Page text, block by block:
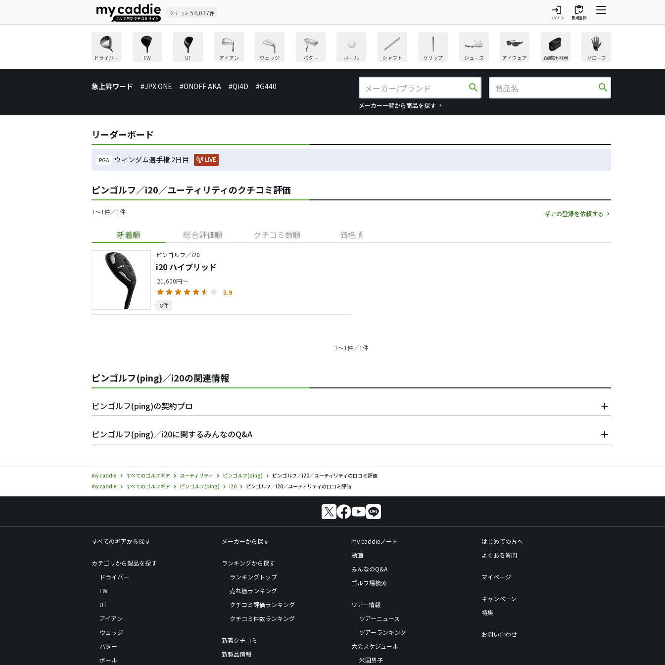
クチコミ 54,037件 login
ログイン
inventory
新規登録
ドライバー FW UT アイアン ウェッジ パター ボール シャフト グリップ シューズ アイウェア 距離計測器 グローブ
急上昇ワード #JPX ONE #ONOFF AKA #Qi4D #G440 search
メーカー一覧から商品を探す
search
リーダーボード
PGA ウィンダム選手権 2日目 LIVE
ピンゴルフ／i20／ユーティリティのクチコミ評価
1〜1件／1件 ギアの登録を依頼する
新着順 総合評価順 クチコミ数順 価格順
ピンゴルフ／i20
i20 ハイブリッド
21,600円～
5.9
8件
1〜1件／1件
ピンゴルフ(ping)／i20の関連情報
ピンゴルフ(ping)の契約プロ
ピンゴルフ(ping)／i20に関するみんなのQ&A
my caddie すべてのゴルフギア ユーティリティ ピンゴルフ(ping)
ピンゴルフ／i20／ユーティリティの口コミ評価
my caddie
すべてのゴルフギア ピンゴルフ(ping) i20 ピンゴルフ／i20／ユーティリティの口コミ評価
すべてのギアから探す
カテゴリから製品を探す
ドライバー
FW
UT
アイアン
ウェッジ
パター
ボール
メーカーから探す
ランキングから探す
ランキングトップ
売れ筋ランキング
クチコミ評価ランキング
クチコミ件数ランキング
新着クチコミ
新製品情報
my caddieノート
動画
みんなのQ&A
ゴルフ場検索
ツアー情報
ツアーニュース
ツアーランキング
大会スケジュール
米国男子
はじめての方へ
よくある質問
マイページ
キャンペーン
特集
お問い合わせ